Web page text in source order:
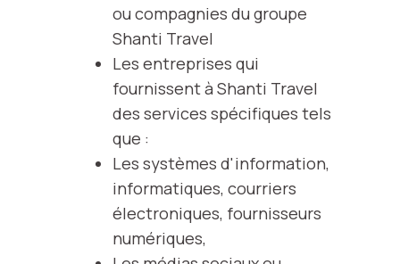
ou compagnies du groupe
Shanti Travel
Les entreprises qui
fournissent à Shanti Travel
des services spécifiques tels
que :
Les systèmes d'information,
informatiques, courriers
électroniques, fournisseurs
numériques,